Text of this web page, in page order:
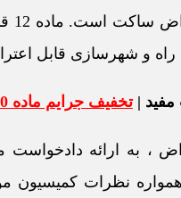
|تخفیف جرایم ماده 100
، به ارائه